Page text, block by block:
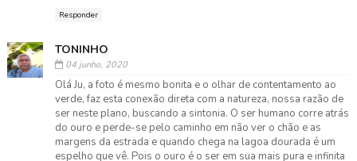
Responder
TONINHO
04 junho, 2020
Olá Ju, a foto é mesmo bonita e o olhar de contentamento ao
verde, faz esta conexão direta com a natureza, nossa razão de
ser neste plano, buscando a sintonia. O ser humano corre atrás
do ouro e perde-se pelo caminho em não ver o chão e as
margens da estrada e quando chega na lagoa dourada é um
espelho que vê. Pois o ouro é o ser em sua mais pura e infinita